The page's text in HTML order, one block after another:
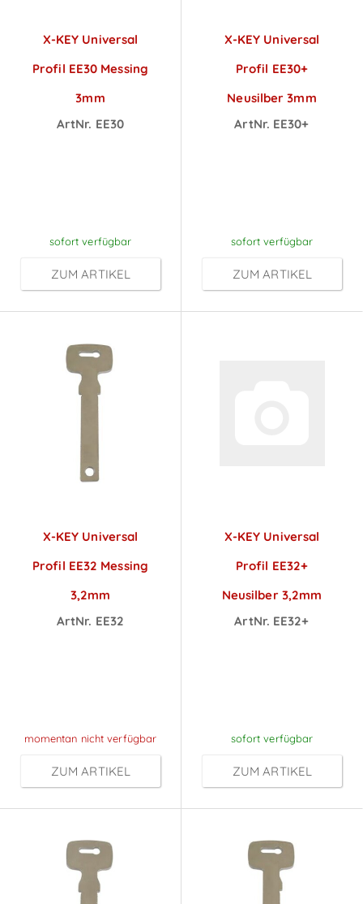
X-KEY Universal
Profil EE30 Messing
3mm
ArtNr. EE30
sofort verfügbar
ZUM ARTIKEL
X-KEY Universal
Profil EE30+
Neusilber 3mm
ArtNr. EE30+
sofort verfügbar
ZUM ARTIKEL
X-KEY Universal
Profil EE32 Messing
3,2mm
ArtNr. EE32
momentan nicht verfügbar
ZUM ARTIKEL
X-KEY Universal
Profil EE32+
Neusilber 3,2mm
ArtNr. EE32+
sofort verfügbar
ZUM ARTIKEL